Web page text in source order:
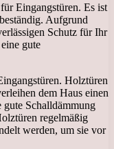
Eingangstüren. Es ist
Aufgrund
Schutz für Ihr
gute
Holztüren
dem Haus einen
gute Schalldämmung
regelmäßig
werden, um sie vor